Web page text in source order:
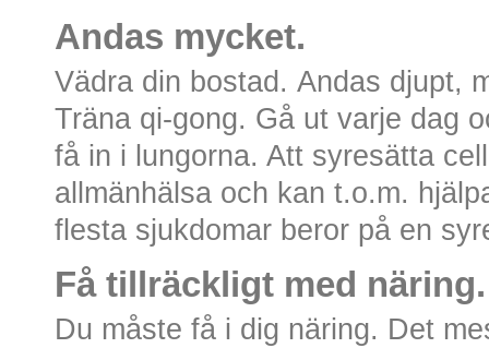
Andas mycket.
Vädra din bostad. Andas djupt,
Träna qi-gong. Gå ut varje dag
få in i lungorna. Att syresätta
allmänhälsa och kan t.o.m.
flesta sjukdomar beror på en
Få tillräckligt med näring.
Du måste få i dig näring. Det